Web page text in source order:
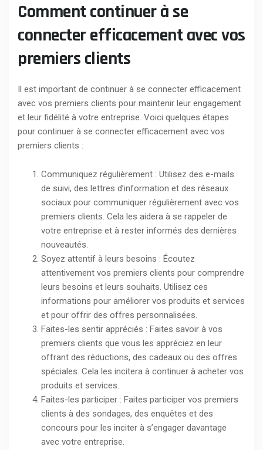
Comment continuer à se
connecter efficacement avec vos
premiers clients
Il est important de continuer à se connecter efficacement
avec vos premiers clients pour maintenir leur engagement
et leur fidélité à votre entreprise. Voici quelques étapes
pour continuer à se connecter efficacement avec vos
premiers clients :
Communiquez régulièrement : Utilisez des e-mails
de suivi, des lettres d’information et des réseaux
sociaux pour communiquer régulièrement avec vos
premiers clients. Cela les aidera à se rappeler de
votre entreprise et à rester informés des dernières
nouveautés.
Soyez attentif à leurs besoins : Écoutez
attentivement vos premiers clients pour comprendre
leurs besoins et leurs souhaits. Utilisez ces
informations pour améliorer vos produits et services
et pour offrir des offres personnalisées.
Faites-les sentir appréciés : Faites savoir à vos
premiers clients que vous les appréciez en leur
offrant des réductions, des cadeaux ou des offres
spéciales. Cela les incitera à continuer à acheter vos
produits et services.
Faites-les participer : Faites participer vos premiers
clients à des sondages, des enquêtes et des
concours pour les inciter à s’engager davantage
avec votre entreprise.